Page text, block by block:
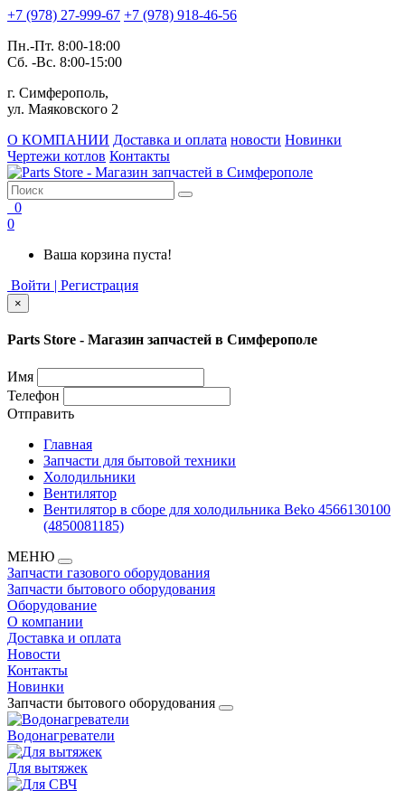
+7 (978) 27-999-67 +7 (978) 918-46-56
Пн.-Пт. 8:00-18:00
Сб. -Вс. 8:00-15:00
г. Симферополь,
ул. Маяковского 2
О КОМПАНИИ Доставка и оплата новости Новинки
Чертежи котлов Контакты
0
0
Ваша корзина пуста!
Войти | Регистрация
×
Parts Store - Магазин запчастей в Симферополе
Имя
Телефон
Отправить
Главная
Запчасти для бытовой техники
Холодильники
Вентилятор
Вентилятор в сборе для холодильника Beko 4566130100
(4850081185)
МЕНЮ
Запчасти газового оборудования
Запчасти бытового оборудования
Оборудование
О компании
Доставка и оплата
Новости
Контакты
Новинки
Запчасти бытового оборудования
Водонагреватели
Для вытяжек